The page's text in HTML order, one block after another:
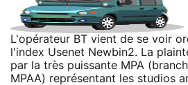
L'opérateur BT vient de se voir
l'index Usenet Newbin2. La
par la très puissante MPA
MPAA) représentant les studios